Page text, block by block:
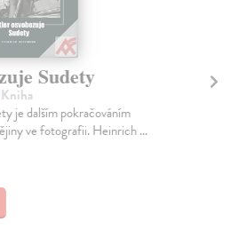
Sudety
je dalším pokračováním
ve fotografii. Heinrich ...